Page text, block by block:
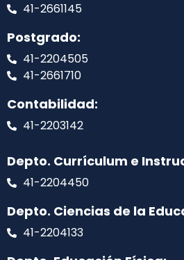
41-2661145
Postgrado:
41-2204505
41-2661710
Contabilidad:
41-2203142
Depto. Currículum e
41-2204450
Depto. Ciencias de la
41-2204133